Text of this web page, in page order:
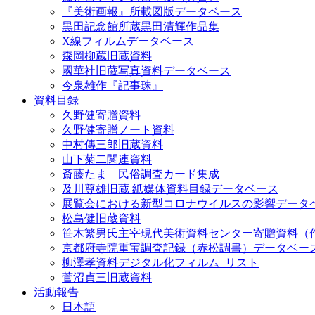
『美術画報』所載図版データベース
黒田記念館所蔵黒田清輝作品集
X線フィルムデータベース
森岡柳蔵旧蔵資料
國華社旧蔵写真資料データベース
今泉雄作『記事珠』
資料目録
久野健寄贈資料
久野健寄贈ノート資料
中村傳三郎旧蔵資料
山下菊二関連資料
斎藤たま 民俗調査カード集成
及川尊雄旧蔵 紙媒体資料目録データベース
展覧会における新型コロナウイルスの影響データ
松島健旧蔵資料
笹木繁男氏主宰現代美術資料センター寄贈資料（
京都府寺院重宝調査記録（赤松調書）データベー
柳澤孝資料デジタル化フィルム_リスト
菅沼貞三旧蔵資料
活動報告
日本語